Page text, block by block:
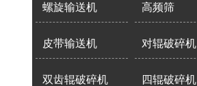
螺旋输送机 高频筛
皮带输送机 对辊破碎机
双齿辊破碎机 四辊破碎机